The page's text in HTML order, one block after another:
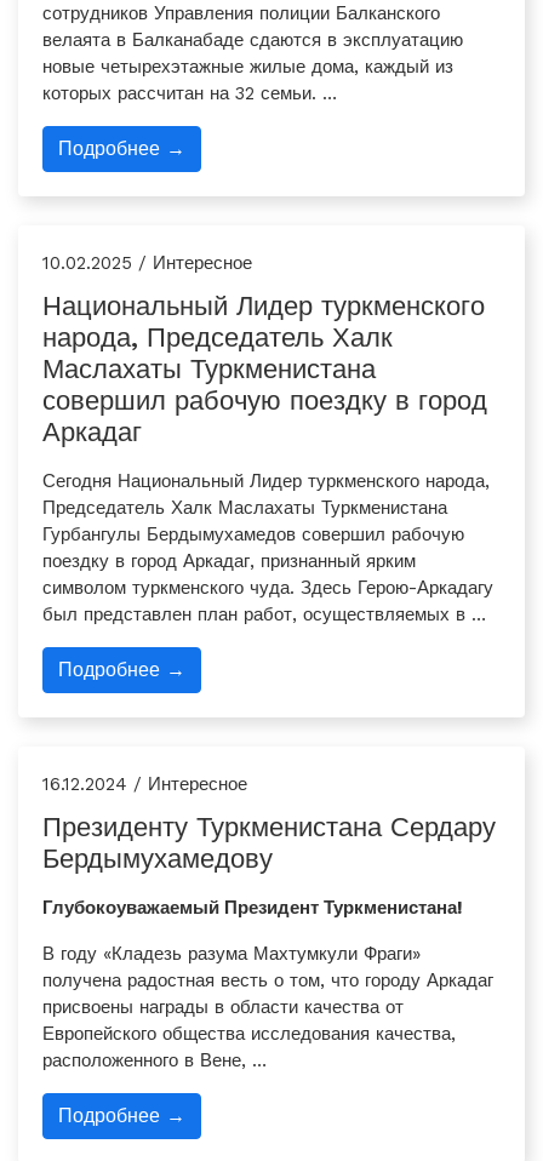
сотрудников Управления полиции Балканского
велаята в Балканабаде сдаются в эксплуатацию
новые четырехэтажные жилые дома, каждый из
которых рассчитан на 32 семьи. …
Подробнее →
10.02.2025 / Интересное
Национальный Лидер туркменского
народа, Председатель Халк
Маслахаты Туркменистана
совершил рабочую поездку в город
Аркадаг
Сегодня Национальный Лидер туркменского народа,
Председатель Халк Маслахаты Туркменистана
Гурбангулы Бердымухамедов совершил рабочую
поездку в город Аркадаг, признанный ярким
символом туркменского чуда. Здесь ­Герою-Аркадагу
был представлен план работ, осуществляемых в …
Подробнее →
16.12.2024 / Интересное
Президенту Туркменистана Сердару
Бердымухамедову
Глубокоуважаемый Президент Туркменистана!
В году «Кладезь разума Махтумкули Фраги»
получена радостная весть о том, что городу Аркадаг
присвоены награды в области качества от
Европейского общества исследования качества,
расположенного в Вене, …
Подробнее →